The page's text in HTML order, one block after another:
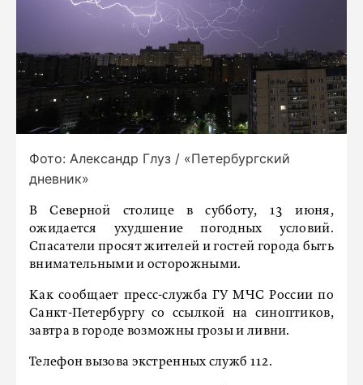
Фото: Александр Глуз / «Петербургский
дневник»
В Северной столице в субботу, 13 июня,
ожидается ухудшение погодных условий.
Спасатели просят жителей и гостей города быть
внимательными и осторожными.
Как сообщает пресс-служба ГУ МЧС России по
Санкт-Петербургу со ссылкой на синоптиков,
завтра в городе возможны грозы и ливни.
Телефон вызова экстренных служб 112.